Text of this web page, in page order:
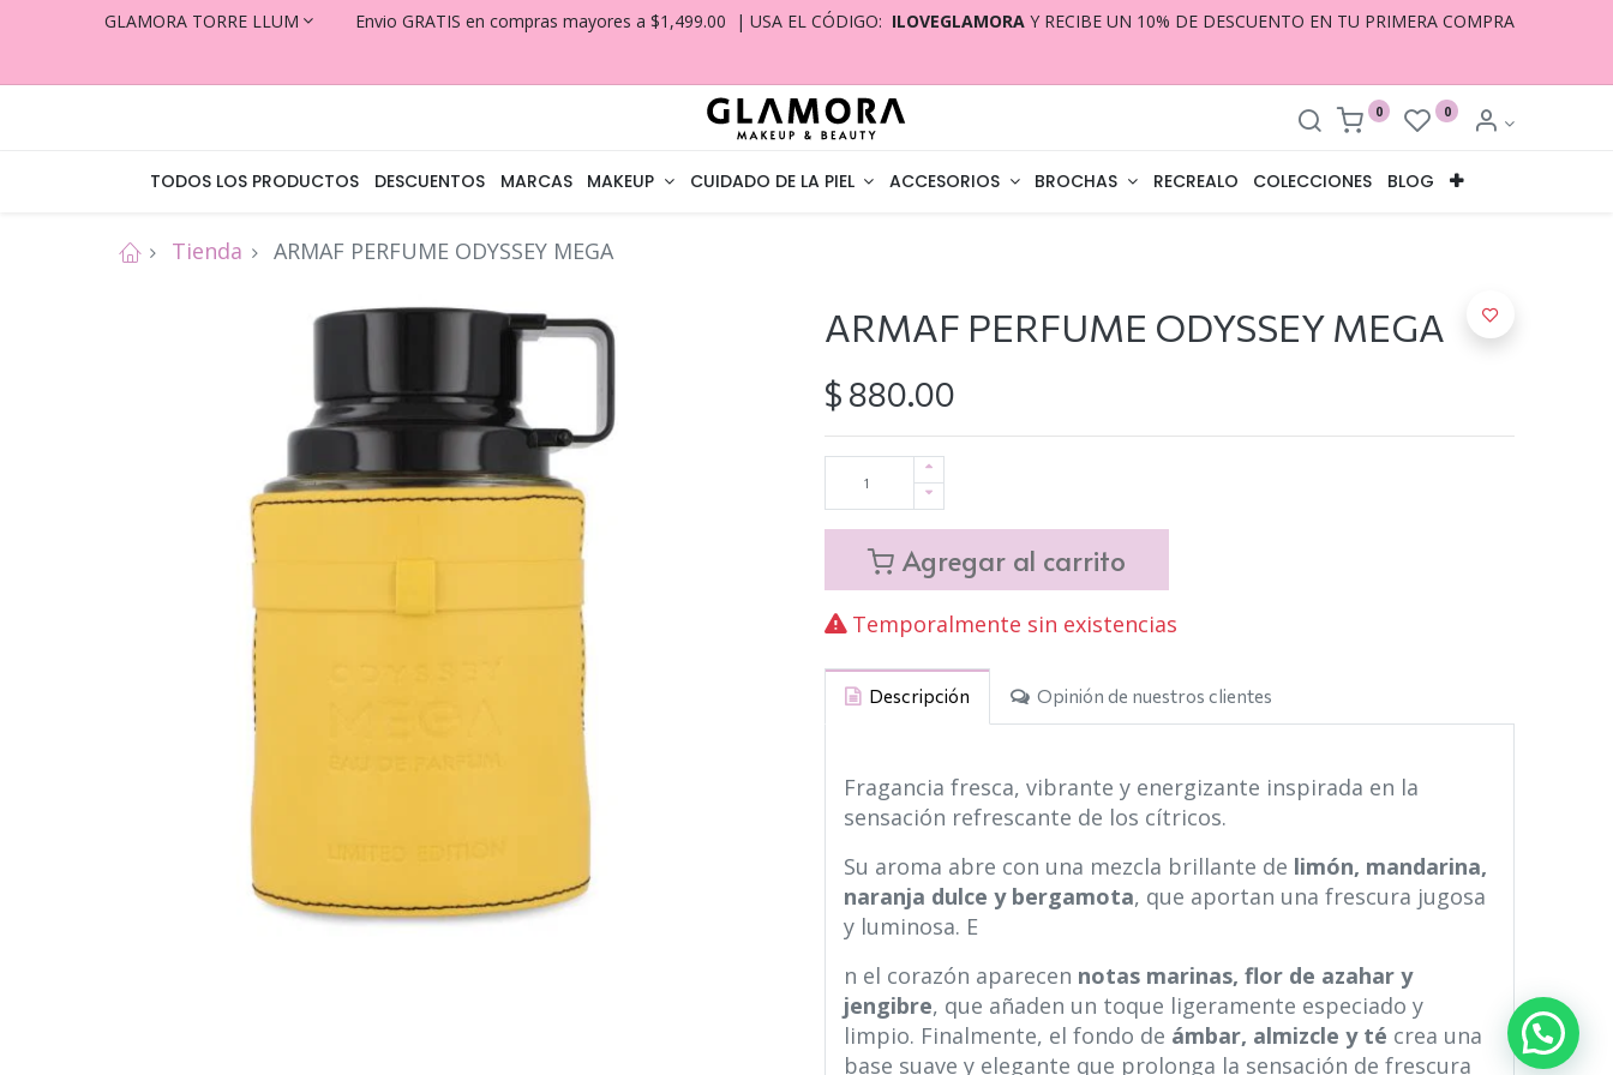
GLAMORA TORRE LLUM Envio GRATIS en compras mayores a $1,499.00 | USA EL CÓDIGO: ILOVEGLAMORA Y RECIBE UN 10% DE DESCUENTO EN TU PRIMERA COMPRA
0 0
TODOS LOS PRODUCTOS DESCUENTOS MARCAS MAKEUP CUIDADO DE LA PIEL ACCESORIOS BROCHAS RECREALO COLECCIONES BLOG
Tienda ARMAF PERFUME ODYSSEY MEGA
ARMAF PERFUME ODYSSEY MEGA
$ 880.00
Agregar al carrito
Temporalmente sin existencias
Descripción Opinión de nuestros clientes
Fragancia fresca, vibrante y energizante inspirada en la
sensación refrescante de los cítricos.
Su aroma abre con una mezcla brillante de limón, mandarina,
naranja dulce y bergamota, que aportan una frescura jugosa
y luminosa. E
n el corazón aparecen notas marinas, flor de azahar y
jengibre, que añaden un toque ligeramente especiado y
limpio. Finalmente, el fondo de ámbar, almizcle y té crea una
base suave y elegante que prolonga la sensación de frescura